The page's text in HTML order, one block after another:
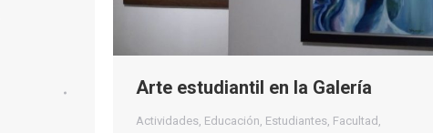
Arte estudiantil en la Galería
Actividades Educación Estudiantes Facultad